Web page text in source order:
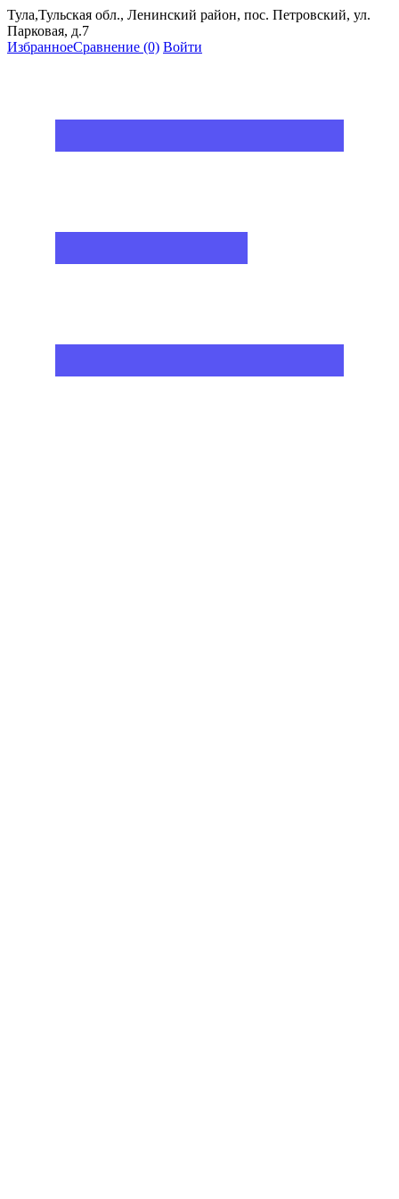
Тула,Тульская обл., Ленинский район, пос. Петровский, ул.
Парковая, д.7
ИзбранноеСравнение (0) Войти